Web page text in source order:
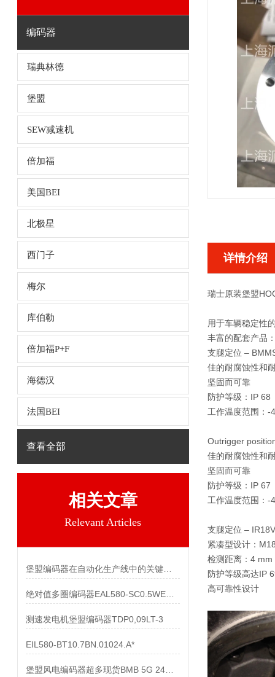
编码器
瑞典林德
堡盟
SEW减速机
倍加福
美国BEI
北极星
西门子
梅尔
库伯勒
倍加福P+F
海德汉
法国BEI
查看全部
相关文章
Relevant Articles
测速发电机堡盟编码器TDP0,09LT-3
EIL580-BT10.7BN.01024.A*
详情介绍
瑞士原装堡盟
用于车辆稳定性
丰富的配套产品
支腿定位 –
佳的耐腐蚀性和
坚固而可靠
防护等级：IP 68
工作温度范围：-
Outrigger
佳的耐腐蚀性和
坚固而可靠
防护等级：IP 67
工作温度范围：-
支腿定位 –
紧凑型设计：
检测距离：4 mm
防护等级高达IP
高可靠性设计